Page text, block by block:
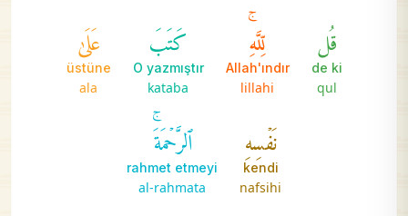
قُل
de ki
qul
لِّلَّهِۚ
Allah'ındır
lillahi
كَتَبَ
O yazmıştır
kataba
عَلَىٰ
üstüne
ala
نَفۡسِهِ
kendi
nafsihi
ٱلرَّحۡمَةَۚ
rahmet etmeyi
al-rahmata